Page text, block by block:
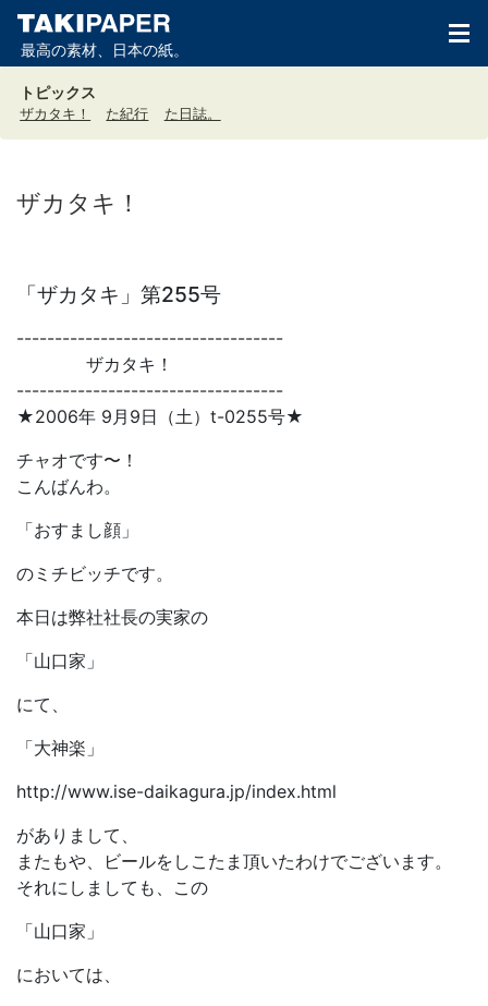
最高の素材、日本の紙。
トピックス
ザカタキ！ た紀行 た日誌。
ザカタキ！
「ザカタキ」第255号
-----------------------------------
ザカタキ！
-----------------------------------
★2006年 9月9日（土）t-0255号★
チャオです〜！
こんばんわ。
「おすまし顔」
のミチビッチです。
本日は弊社社長の実家の
「山口家」
にて、
「大神楽」
http://www.ise-daikagura.jp/index.html
がありまして、
またもや、ビールをしこたま頂いたわけでございます。
それにしましても、この
「山口家」
においては、